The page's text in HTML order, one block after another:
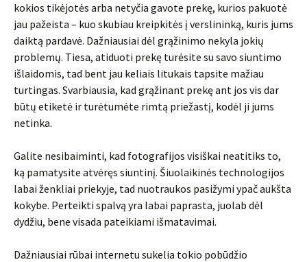
kokios tikėjotės arba netyčia gavote prekę, kurios pakuotė
jau pažeista – kuo skubiau kreipkitės į verslininką, kuris jums
daiktą pardavė. Dažniausiai dėl grąžinimo nekyla jokių
problemų. Tiesa, atiduoti prekę turėsite su savo siuntimo
išlaidomis, tad bent jau keliais litukais tapsite mažiau
turtingas. Svarbiausia, kad grąžinant prekę ant jos vis dar
būtų etiketė ir turėtumėte rimtą priežastį, kodėl ji jums
netinka.
Galite nesibaiminti, kad fotografijos visiškai neatitiks to,
ką pamatysite atvėręs siuntinį. Šiuolaikinės technologijos
labai ženkliai priekyje, tad nuotraukos pasižymi ypač aukšta
kokybe. Perteikti spalvą yra labai paprasta, juolab dėl
dydžiu, bene visada pateikiami išmatavimai.
Dažniausiai rūbai internetu sukelia tokio pobūdžio